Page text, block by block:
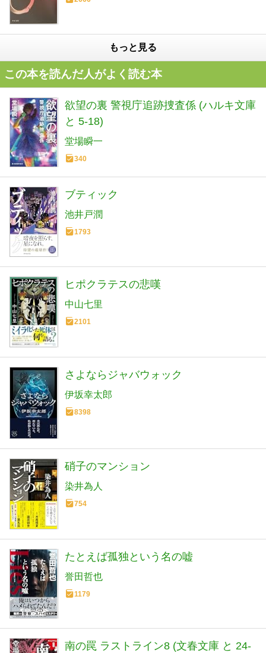
もっと見る
この本を読んだ人がよく読む本
欲望の裏 警視庁追跡捜査係 (ハルキ文庫
と 5-18)
堂場瞬一
340
ブティック
池井戸潤
1793
ヒポクラテスの悲嘆
中山七里
2101
さよならジャバウォック
伊坂幸太郎
8398
硝子のマンション
染井為人
754
たとえば孤独という名の嘘
誉田哲也
1179
南の罠 ラストライン8 (文春文庫 と 24-